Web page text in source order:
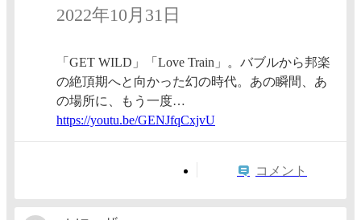
2022年10月31日
「GET WILD」「Love Train」。バブルから邦楽
の絶頂期へと向かった幻の時代。あの瞬間、あ
の場所に、もう一度…
https://youtu.be/GENJfqCxjvU
コメント